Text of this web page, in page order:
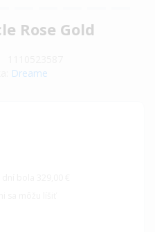
Rose Gold
Dreame